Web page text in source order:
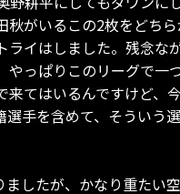
がいるこの2枚をどち
イはしました。残念な
っぱりこのリーグで一
てはいるんですけど、
手を含めて、そういう
したが、かなり重たい